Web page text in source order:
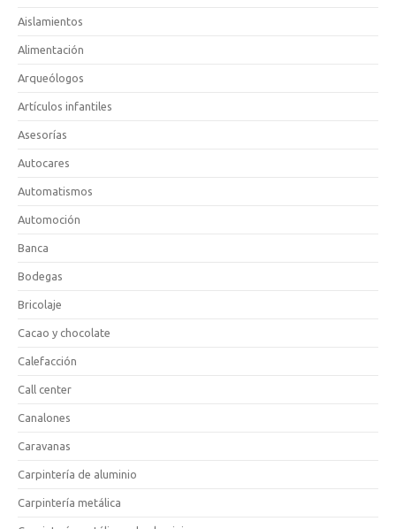
Aislamientos
Alimentación
Arqueólogos
Artículos infantiles
Asesorías
Autocares
Automatismos
Automoción
Banca
Bodegas
Bricolaje
Cacao y chocolate
Calefacción
Call center
Canalones
Caravanas
Carpintería de aluminio
Carpintería metálica